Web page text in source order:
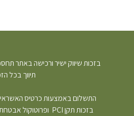
בזכות שיווק ישיר ורכישה באתר
תיווך בכל
התשלום באמצעות כרטיס האשראי
בזכות תקן PCI ופרוטוקול אבטחת מידע המופעל באתר.